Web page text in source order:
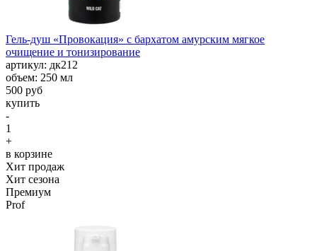
Гель-душ «Провокация» с бархатом амурским мягкое
очищение и тонизирование
aртикул: дк212
объем: 250 мл
500 руб
купить
-
1
+
в корзине
Хит продаж
Хит сезона
Премиум
Prof